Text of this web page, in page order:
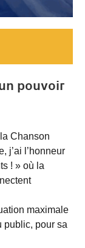
pouvoir
Chanson
j’ai l’honneur
! » où la
maximale
public, pour sa